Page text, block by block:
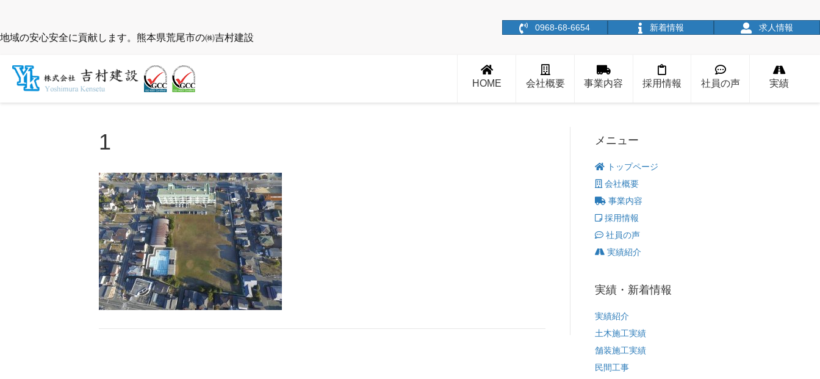
地域の安心安全に貢献します。熊本県荒尾市の㈱吉村建設
0968-68-6654 新着情報 求人情報
HOME 会社概要 事業内容 採用情報 社員の声 実績
1 メニュー
トップページ
会社概要
事業内容
採用情報
社員の声
実績紹介
実績・新着情報
実績紹介
土木施工実績
舗装施工実績
民間工事